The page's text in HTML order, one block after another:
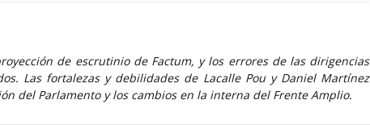
de escrutinio de Factum, y los errores de las dirigencias
Las fortalezas y debilidades de Lacalle Pou y Daniel Martínez
del Parlamento y los cambios en la interna del Frente Amplio.